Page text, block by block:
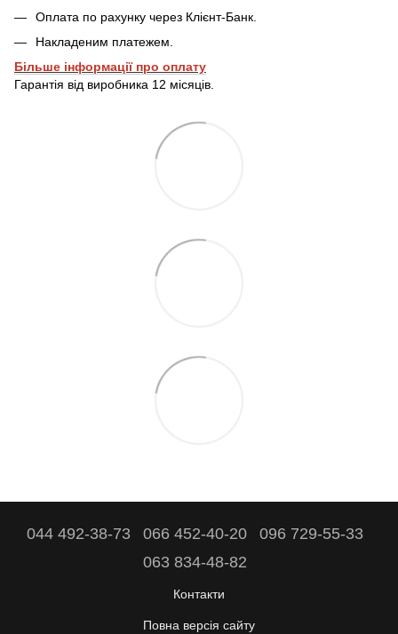
Оплата по рахунку через Клієнт-Банк.
Накладеним платежем.
Більше інформації про оплату
Гарантія від виробника 12 місяців.
044 492-38-73 066 452-40-20
096 729-55-33
063 834-48-82
Контакти
Повна версія сайту